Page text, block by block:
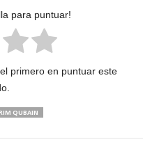
para puntuar!
primero en puntuar este
QUBAIN